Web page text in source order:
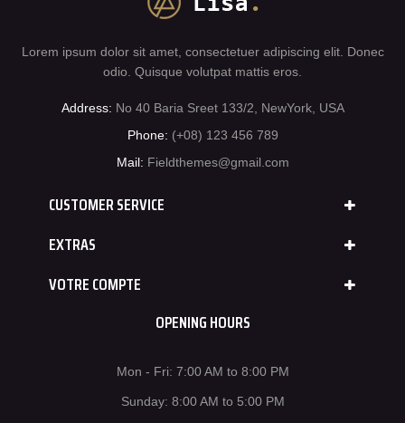
Lorem ipsum dolor sit amet, consectetuer adipiscing elit. Donec
odio. Quisque volutpat mattis eros.
Address: No 40 Baria Sreet 133/2, NewYork, USA
Phone: (+08) 123 456 789
Mail: Fieldthemes@gmail.com
CUSTOMER SERVICE
EXTRAS
VOTRE COMPTE
OPENING HOURS
Mon - Fri: 7:00 AM to 8:00 PM
Sunday: 8:00 AM to 5:00 PM